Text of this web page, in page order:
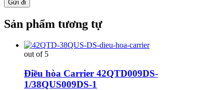
Sản phẩm tương tự
out of 5
Điều hòa Carrier 42QTD009DS-
1/38QUS009DS-1